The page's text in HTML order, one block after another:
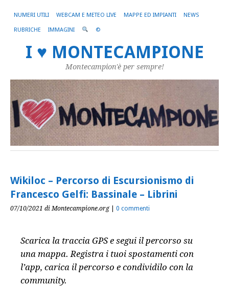
NUMERI UTILI WEBCAM E METEO LIVE MAPPE ED IMPIANTI NEWS
RUBRICHE IMMAGINI ©
I ♥ MONTECAMPIONE
Montecampion'è per sempre!
Wikiloc – Percorso di Escursionismo di
Francesco Gelfi: Bassinale – Librini
07/10/2021 di Montecampione.org| 0 commenti
Scarica la traccia GPS e segui il percorso su
una mappa. Registra i tuoi spostamenti con
l’app, carica il percorso e condividilo con la
community.